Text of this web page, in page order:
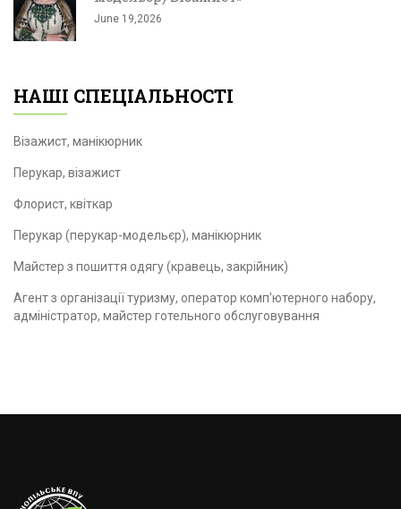
June 19,2026
НАШІ СПЕЦІАЛЬНОСТІ
Візажист, манікюрник
Перукар, візажист
Флорист, квіткар
Перукар (перукар-модельєр), манікюрник
Майстер з пошиття одягу (кравець, закрійник)
Агент з організації туризму, оператор комп'ютерного набору,
адміністратор, майстер готельного обслуговування